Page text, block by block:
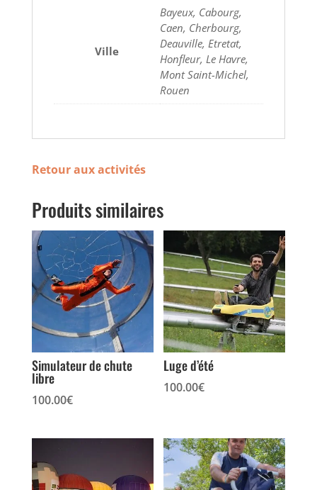
Ville
Bayeux, Cabourg,
Caen, Cherbourg,
Deauville, Etretat,
Honfleur, Le Havre,
Mont Saint-Michel,
Rouen
Retour aux activités
Produits similaires
Simulateur de chute
libre
100.00€
Luge d’été
100.00€